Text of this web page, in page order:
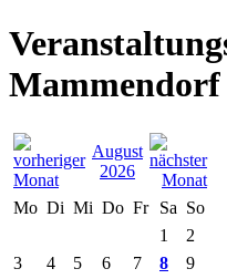
Mammendorf
August
2026
Mo Di Mi Do Fr Sa So
1
2
3
4 5 6 7 8
9